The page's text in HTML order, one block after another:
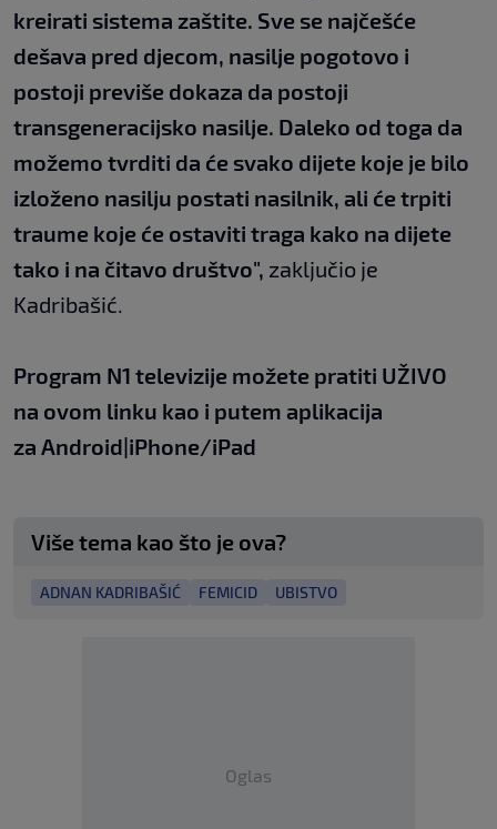
kreirati sistema zaštite. Sve se najčešće
dešava pred djecom, nasilje pogotovo i
postoji previše dokaza da postoji
transgeneracijsko nasilje. Daleko od toga da
možemo tvrditi da će svako dijete koje je bilo
izloženo nasilju postati nasilnik, ali će trpiti
traume koje će ostaviti traga kako na dijete
tako i na čitavo društvo", zaključio je
Kadribašić.
Program N1 televizije možete pratiti UŽIVO
na ovom linku kao i putem aplikacija
za Android|iPhone/iPad
Više tema kao što je ova?
ADNAN KADRIBAŠIĆ FEMICID UBISTVO
Oglas